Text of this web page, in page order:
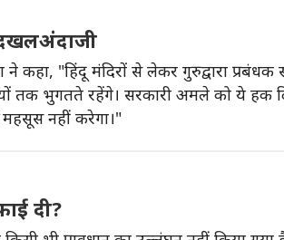
ने कहा, "हिंदू मंदिरों से लेकर गुरुद्वारा
तक भुगतते रहेंगे। सरकारी अमले को ये
नहीं करेगा।"
दी?